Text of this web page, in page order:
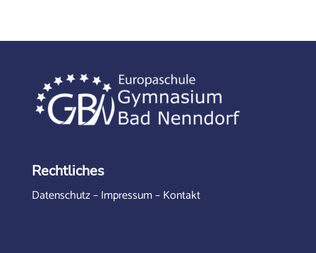
Rechtliches
Datenschutz–Impressum–Kontakt